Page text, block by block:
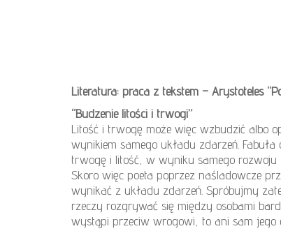
Literatura: praca z tekstem – Arystoteles
“Budzenie litości i trwogi”
Litość i trwogę może więc wzbudzić albo
wynikiem samego układu zdarzeń.
trwogę i litość, w wyniku samego rozwoju
Skoro więc poeta poprzez naśladowcze
wynikać z układu zdarzeń. Spróbujmy
rzeczy rozgrywać się między osobami
wystąpi przeciw wrogowi, to ani sam jego